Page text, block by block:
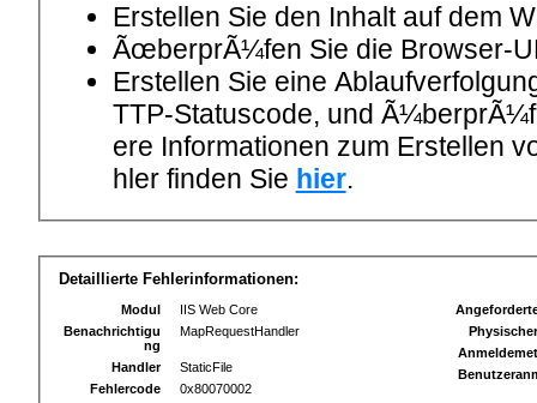
Erstellen Sie den Inhalt auf dem
ÃœberprÃ¼fen Sie die Browser-
Erstellen Sie eine
TTP-Statuscode, und
ere Informationen zum Erstellen
hler finden Sie hier.
Detaillierte Fehlerinformationen:
Modul
IIS Web Core
Benachrichtigu
ng
MapRequestHandler
Handler
StaticFile
Fehlercode
0x80070002